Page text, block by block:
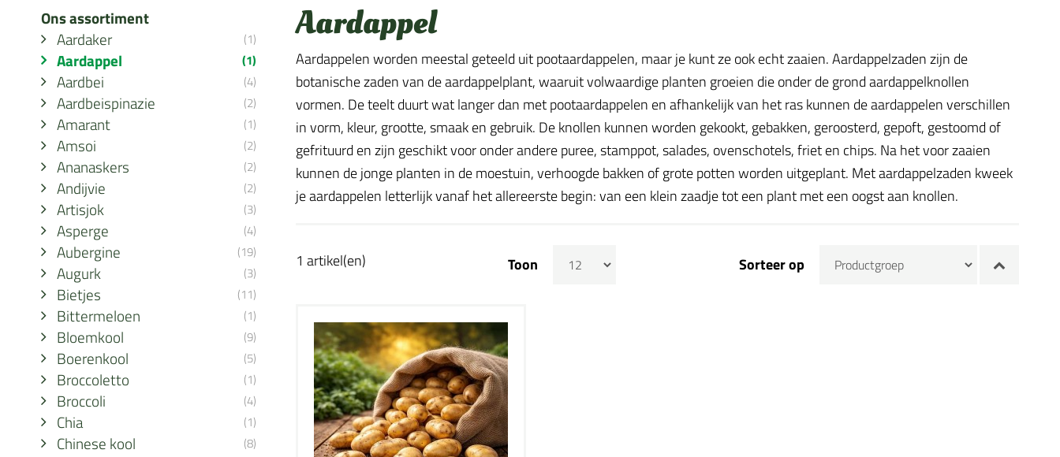
Ons assortiment
Aardaker
(1)
Aardappel (1)
Aardbei (4)
Aardbeispinazie (2)
Amarant (1)
Amsoi (2)
Ananaskers (2)
Andijvie (2)
Artisjok (3)
Asperge (4)
Aubergine (19)
Augurk (3)
Bietjes (11)
Bittermeloen (1)
Bloemkool (9)
Boerenkool (5)
Broccoletto (1)
Broccoli (4)
Chia (1)
Chinese kool (8)
Aardappel
Aardappelen worden meestal geteeld uit pootaardappelen, maar je kunt ze ook echt zaaien. Aardappelzaden zijn de
botanische zaden van de aardappelplant, waaruit volwaardige planten groeien die onder de grond aardappelknollen
vormen. De teelt duurt wat langer dan met pootaardappelen en afhankelijk van het ras kunnen de aardappelen verschillen
in vorm, kleur, grootte, smaak en gebruik. De knollen kunnen worden gekookt, gebakken, geroosterd, gepoft, gestoomd of
gefrituurd en zijn geschikt voor onder andere puree, stamppot, salades, ovenschotels, friet en chips. Na het voor zaaien
kunnen de jonge planten in de moestuin, verhoogde bakken of grote potten worden uitgeplant. Met aardappelzaden kweek
je aardappelen letterlijk vanaf het allereerste begin: van een klein zaadje tot een plant met een oogst aan knollen.
1 artikel(en) Toon Sorteer op